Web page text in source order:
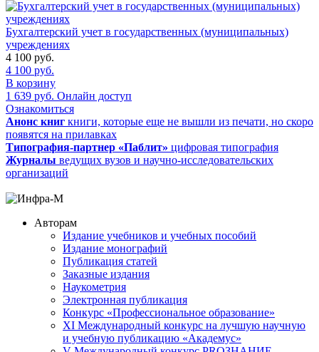
Бухгалтерский учет в государственных (муниципальных)
учреждениях
4 100 руб.
4 100 руб.
В корзину
1 639 руб. Онлайн доступ
Ознакомиться
Анонс книг книги, которые еще не вышли из печати, но скоро
появятся на прилавках
Типография-партнер «Паблит» цифровая типография
Журналы ведущих вузов и научно-исследовательских
организаций
Авторам
Издание учебников и учебных пособий
Издание монографий
Публикация статей
Заказные издания
Наукометрия
Электронная публикация
Конкурс «Профессиональное образование»
XI Международный конкурс на лучшую научную
и учебную публикацию «Академус»